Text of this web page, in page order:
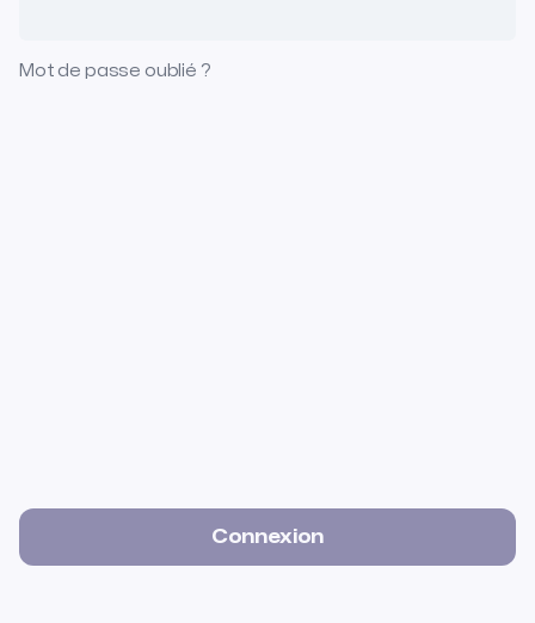
Mot de passe oublié ?
Connexion